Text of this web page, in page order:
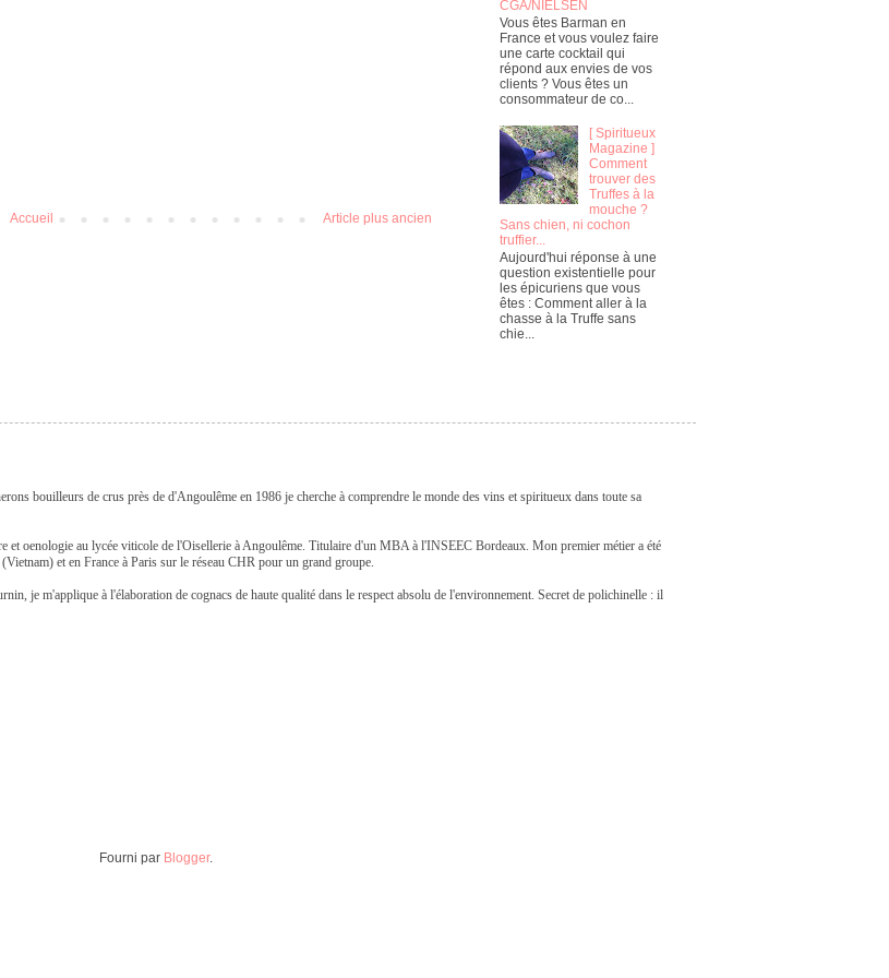
Article plus ancien
Accueil
CGA/NIELSEN
Vous êtes Barman en
France et vous voulez faire
une carte cocktail qui
répond aux envies de vos
clients ? Vous êtes un
consommateur de co...
[ Spiritueux
Magazine ]
Comment
trouver des
Truffes à la
mouche ?
Sans chien, ni cochon
truffier...
Aujourd'hui réponse à une
question existentielle pour
les épicuriens que vous
êtes : Comment aller à la
chasse à la Truffe sans
chie...
bouilleurs de crus près de d'Angoulême en 1986 je cherche à comprendre le monde des vins et spiritueux dans toute sa
et oenologie au lycée viticole de l'Oisellerie à Angoulême. Titulaire d'un MBA à l'INSEEC Bordeaux. Mon premier métier a été
et en France à Paris sur le réseau CHR pour un grand groupe.
je m'applique à l'élaboration de cognacs de haute qualité dans le respect absolu de l'environnement. Secret de polichinelle : il
Fourni par Blogger.